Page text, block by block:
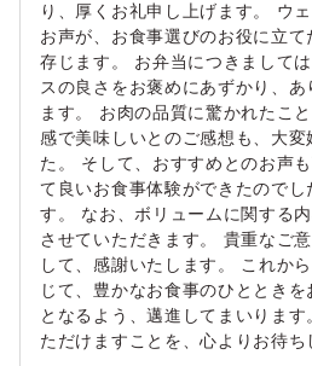
り、厚くお礼申し上げます。 ウ
お声が、お食事選びのお役に立
存じます。 お弁当につきまして
スの良さをお褒めにあずかり、
ます。 お肉の品質に驚かれたこ
感で美味しいとのご感想も、大変
た。 そして、おすすめとのお声
て良いお食事体験ができたのでし
す。 なお、ボリュームに関する
させていただきます。 貴重なご
して、感謝いたします。 これか
じて、豊かなお食事のひととき
となるよう、邁進してまいりま
ただけますことを、心よりお待ち